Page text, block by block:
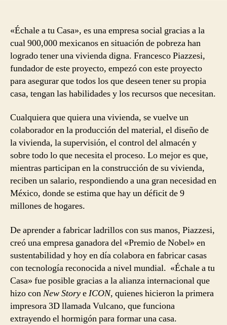
«Échale a tu Casa», es una empresa social gracias a la
cual 900,000 mexicanos en situación de pobreza han
logrado tener una vivienda digna. Francesco Piazzesi,
fundador de este proyecto, empezó con este proyecto
para asegurar que todos los que deseen tener su propia
casa, tengan las habilidades y los recursos que necesitan.
Cualquiera que quiera una vivienda, se vuelve un
colaborador en la producción del material, el diseño de
la vivienda, la supervisión, el control del almacén y
sobre todo lo que necesita el proceso. Lo mejor es que,
mientras participan en la construcción de su vivienda,
reciben un salario, respondiendo a una gran necesidad en
México, donde se estima que hay un déficit de 9
millones de hogares.
De aprender a fabricar ladrillos con sus manos, Piazzesi,
creó una empresa ganadora del «Premio de Nobel» en
sustentabilidad y hoy en día colabora en fabricar casas
con tecnología reconocida a nivel mundial. «Échale a tu
Casa» fue posible gracias a la alianza internacional que
hizo conNew StoryeICON, quienes hicieron la primera
impresora 3D llamada Vulcano, que funciona
extrayendo el hormigón para formar una casa.